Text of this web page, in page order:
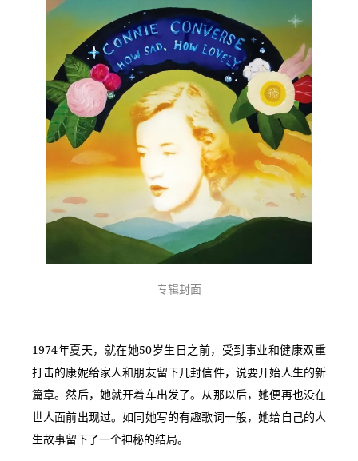
专辑封面
1974年夏天，就在她50岁生日之前，受到事业和健康双重
打击的康妮给家人和朋友留下几封信件，说要开始人生的新
篇章。然后，她就开着车出发了。从那以后，她便再也没在
世人面前出现过。如同她写的有趣歌词一般，她给自己的人
生故事留下了一个神秘的结局。